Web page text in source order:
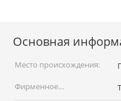
Основная
Место происхождения:
Фирменное